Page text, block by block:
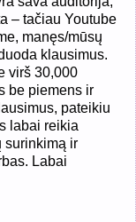
– tačiau Youtube
manęs/mūsų
klausimus.
virš 30,000
be piemens ir
pateikiu
labai reikia
surinkimą ir
Labai